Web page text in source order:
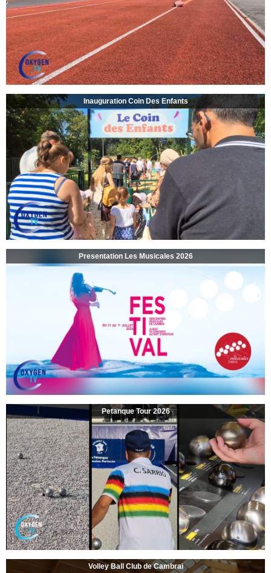
Inauguration Coin Des Enfants
Presentation Les Musicales 2026
Petanque Tour 2026
Volley Ball Club de Cambrai